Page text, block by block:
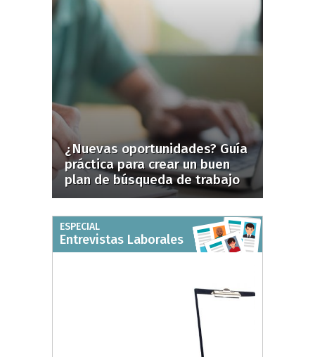
¿Nuevas oportunidades? Guía
práctica para crear un buen
plan de búsqueda de trabajo
ESPECIAL
Entrevistas Laborales